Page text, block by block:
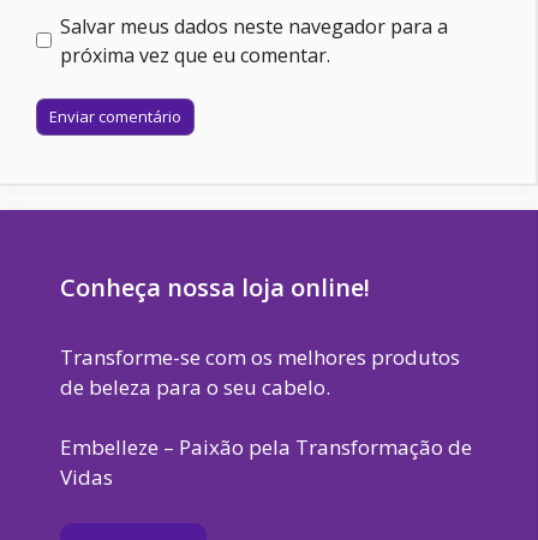
Salvar meus dados neste navegador para a
próxima vez que eu comentar.
Site
Conheça nossa loja online!
Transforme-se com os melhores produtos
de beleza para o seu cabelo.
Embelleze – Paixão pela Transformação de
Vidas